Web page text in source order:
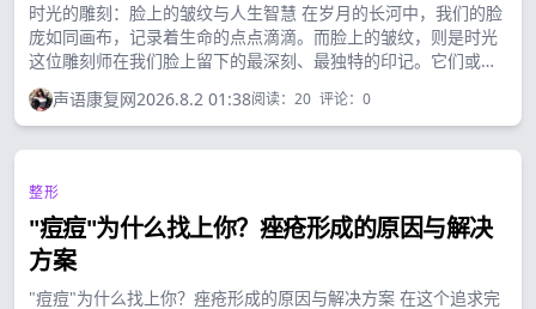
时光的雕刻：脸上的皱纹与人生智慧 在岁月的长河中，我们的脸
庞如同画布，记录着生命的点点滴滴。而脸上的皱纹，则是时光
这位雕刻师在我们脸上留下的最深刻、最独特的印记。它们或深
或浅，或弯或直，构成了每个人独一无二的面部地图，诉说着我
们的人生故事。...
声语康复网2026.8.2 01:38阅读： 20 评论： 0
整形
"痘痘"为什么找上你？痤疮形成的原因与解决
方案
"痘痘"为什么找上你？痤疮形成的原因与解决方案 在这个追求完